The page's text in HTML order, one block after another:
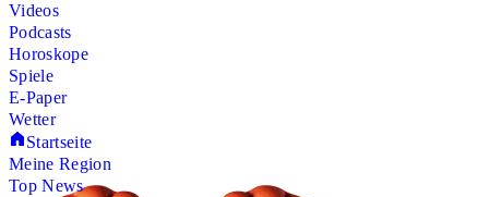
Videos
Podcasts
Horoskope
Spiele
E-Paper
Wetter
Startseite
Meine Region
Top News